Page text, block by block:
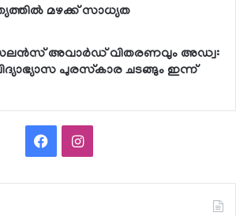
മഴക്ക് സാധ്യത
അവാര്‍ഡ് വിതരണവും അഡ്വ:
പുരസ്‌കാര ചടങ്ങും ഇന്ന്
FacebookInstagram